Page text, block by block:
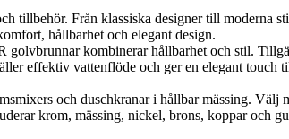
Från klassiska designer till moderna
hållbarhet och elegant design.
kombinerar hållbarhet och stil.
effektiv vattenflöde och ger en elegant touch
och duschkranar i hållbar mässing. Välj
krom, mässing, nickel, brons, koppar och